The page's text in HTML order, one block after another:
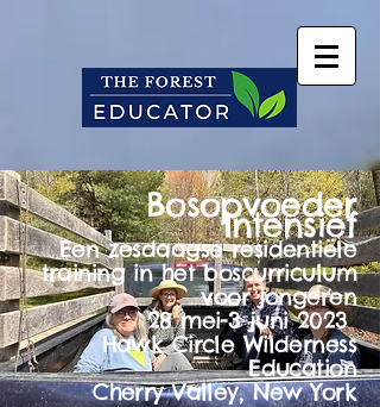
Bosopvoeder
Intensief
Een zesdaagse residentiële
training in het boscurriculum
voor jongeren
28 mei-3 juni 2023
Hawk Circle Wilderness
Education
Cherry Valley, New York